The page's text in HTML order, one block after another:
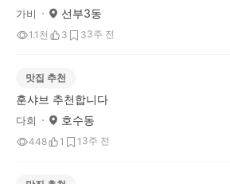
가비 선부3동
1.1천 3 33주 전
맛집 추천
훈샤브 추천합니다
다희 호수동
448 1 1 3주 전